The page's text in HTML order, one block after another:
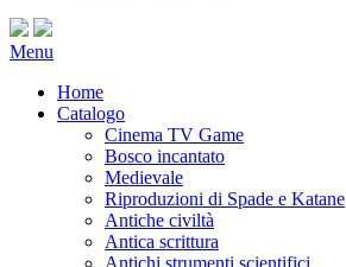
Menu
Home
Catalogo
Cinema TV Game
Bosco incantato
Medievale
Riproduzioni di Spade e Katane
Antiche civiltà
Antica scrittura
Antichi strumenti scientifici